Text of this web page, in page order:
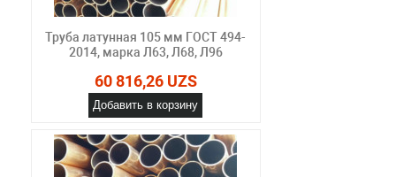
Труба латунная 105 мм ГОСТ 494-
2014, марка Л63, Л68, Л96
60 816,26 UZS
Добавить в корзину